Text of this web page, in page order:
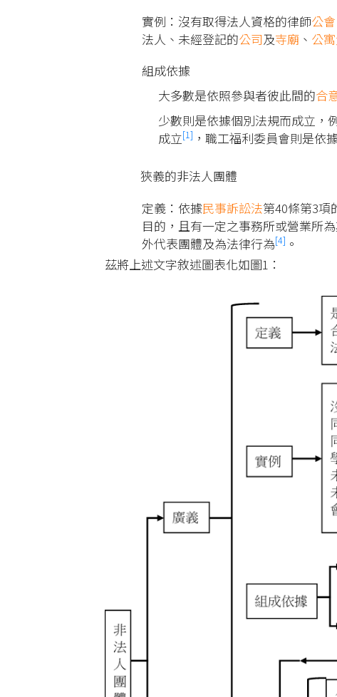
實例：沒有取得法人資格的律師公會
法人、未經登記的公司及寺廟 、 公
組成依據
大多數是依照參與者彼此間的合
少數則是依據個別法規而成立，
成立[1] ，職工福利委員會則是依
狹義的非法人團體
定義：依據民事訴訟法第40條第3項
目的，且有一定之事務所或營業所
外代表團體及為法律行為[4] 。
茲將上述文字敘述圖表化如圖1：